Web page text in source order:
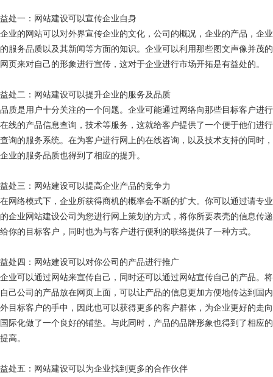
益处一：网站建设可以宣传企业自身
企业的网站可以对外界宣传企业的文化，公司的概况，企业的产品，企业
的服务品质以及其新闻等方面的知识。企业可以利用那些图文声像并茂的
网页来对自己的形象进行宣传，这对于企业进行市场开拓是有益处的。
益处二：网站建设可以提升企业的服务及品质
品质是用户十分关注的一个问题。企业可能通过网络向那些目标客户进行
在线的产品信息查询，技术等服务，这就给客户提供了一个便于他们进行
查询的服务系统。在为客户进行网上的在线咨询，以及技术支持的同时，
企业的服务品质也得到了相应的提升。
益处三：网站建设可以提高企业产品的竞争力
在网络模式下，企业所获得商机的概率会不断的扩大。你可以通过请专业
的企业网站建设公司为您进行网上策划的方式，将你所要表壳的信息传递
给你的目标客户，同时也为与客户进行便利的联络提供了一种方式。
益处四：网站建设可以对你公司的产品进行推广
企业可以通过网站来宣传自己，同时还可以通过网站宣传自己的产品。将
自己公司的产品放在网页上面，可以让产品的信息更加方便地传达到国内
外目标客户的手中，因此也可以获得更多的客户群体，为企业更好的走向
国际化做了一个良好的铺垫。与此同时，产品的品牌形象也得到了相应的
提高。
益处五：网站建设可以为企业找到更多的合作伙伴